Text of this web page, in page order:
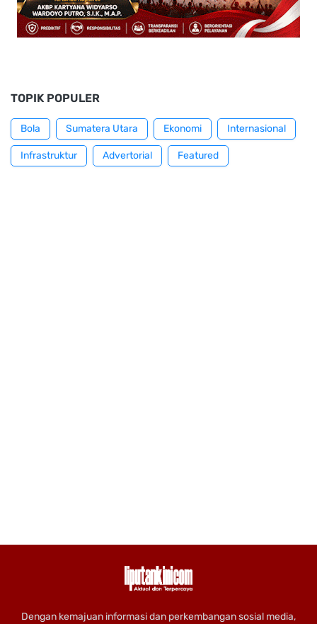
TOPIK POPULER
Bola Sumatera Utara Ekonomi Internasional
Infrastruktur Advertorial Featured
Dengan kemajuan informasi dan perkembangan sosial media,